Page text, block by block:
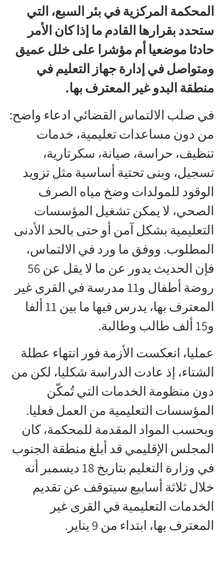
المحكمة المركزية في بئر السبع، التي
ستحدد بقرارها القادم ما إذا كان الأمر
حادثا موضعيا أم مؤشرا على خلل عميق
ومتواصل في إدارة جهاز التعليم في
منطقة البدو غير المعترف بها.
في صلب الالتماس القضائي ادعاء واضح:
من دون مساعدات تعليمية، خدمات
تنظيف، حراسة، صيانة، سكرتارية،
تسجيل، وبنى تحتية أساسية مثل تزويد
الوقود للمولدات وضخ مياه الصرف
الصحي، لا يمكن تشغيل المؤسسات
التعليمية بشكل آمن أو حتى بالحد الأدنى
المطلوب. ووفق ما ورد في الالتماس،
فإن الحديث يدور عن ما لا يقل عن 56
روضة أطفال و11 مدرسة في القرى غير
المعترف بها، يدرس فيها ما بين 11 ألفا
و15 ألف طالب وطالبة.
عمليا، انعكست الأزمة فور انتهاء عطلة
الشتاء، إذ عادت الدراسة شكليا، لكن من
دون منظومة الخدمات التي تُمكّن
المؤسسات التعليمية من العمل فعليا.
وبحسب المواد المقدمة للمحكمة، كان
المجلس الإقليمي قد أبلغ منطقة الجنوب
في وزارة التعليم بتاريخ 18 ديسمبر أنه
خلال ثلاثة أسابيع سيتوقف عن تقديم
الخدمات التعليمية في القرى غير
المعترف بها، ابتداء من 9 يناير.